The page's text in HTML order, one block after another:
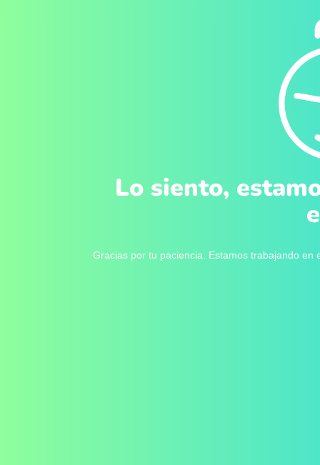
Lo siento,
Gracias por tu paciencia. Estamos trabajando en